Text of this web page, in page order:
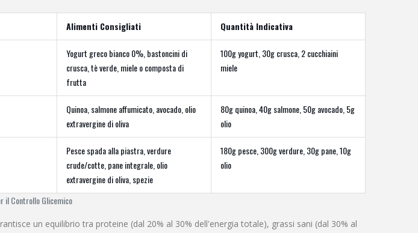
il Controllo Glicemico
Alimenti Consigliati Quantità Indicativa
Yogurt greco bianco 0%, bastoncini di
crusca, tè verde, miele o composta di
frutta
100g yogurt, 30g crusca, 2 cucchiaini
miele
Quinoa, salmone affumicato, avocado, olio
extravergine di oliva
80g quinoa, 40g salmone, 50g avocado, 5g
olio
Pesce spada alla piastra, verdure
crude/cotte, pane integrale, olio
extravergine di oliva, spezie
180g pesce, 300g verdure, 30g pane, 10g
olio
un equilibrio tra proteine (dal 20% al 30% dell'energia totale), grassi sani (dal 30% al